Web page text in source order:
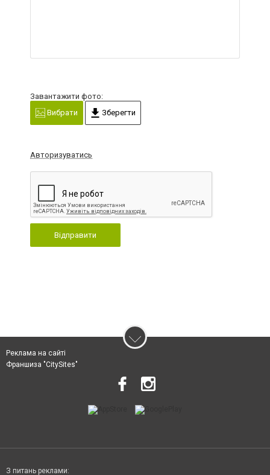
Завантажити фото:
Вибрати
Зберегти
Авторизуватись
Відправити
Реклама на сайті
Франшиза "CitySites"
З питань реклами: